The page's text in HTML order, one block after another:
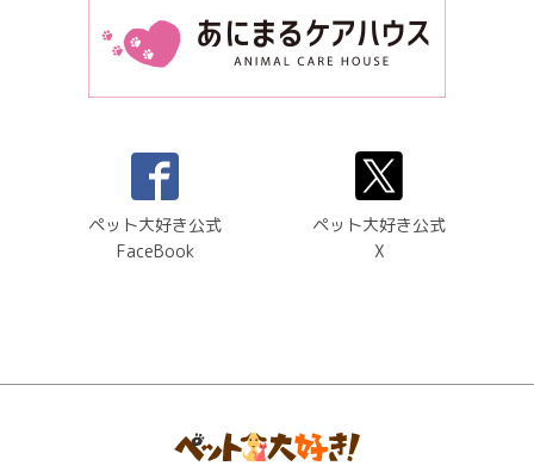
ペット大好き公式
FaceBook
ペット大好き公式
X